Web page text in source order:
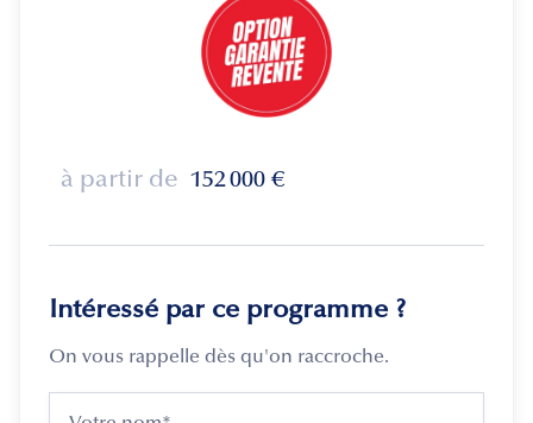
à partir de 152 000 €
Intéressé par ce programme ?
On vous rappelle dès qu'on raccroche.